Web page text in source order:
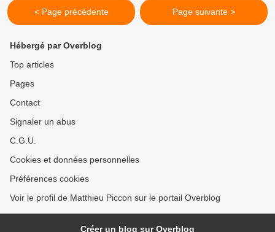
< Page précédente Page suivante >
Hébergé par Overblog
Top articles
Pages
Contact
Signaler un abus
C.G.U.
Cookies et données personnelles
Préférences cookies
Voir le profil de Matthieu Piccon sur le portail Overblog
Créer un blog sur Overblog